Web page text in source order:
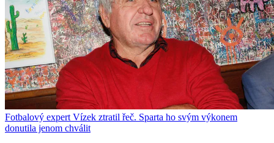
Fotbalový expert Vízek ztratil řeč. Sparta ho svým výkonem
donutila jenom chválit